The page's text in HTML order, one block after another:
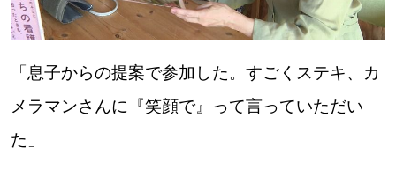
「息子からの提案で参加した。すごくステキ、カ
メラマンさんに『笑顔で』って言っていただい
た」